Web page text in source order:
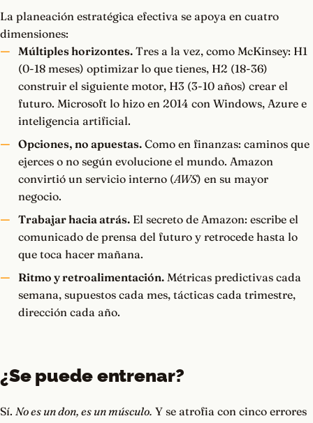
La planeación estratégica efectiva se apoya en cuatro
dimensiones:
Múltiples horizontes.Tres a la vez, como McKinsey: H1
(0-18 meses) optimizar lo que tienes, H2 (18-36)
construir el siguiente motor, H3 (3-10 años) crear el
futuro. Microsoft lo hizo en 2014 con Windows, Azure e
inteligencia artificial.
Opciones, no apuestas.Como en finanzas: caminos que
ejerces o no según evolucione el mundo. Amazon
convirtió un servicio interno (AWS) en su mayor
negocio.
Trabajar hacia atrás.El secreto de Amazon: escribe el
comunicado de prensa del futuro y retrocede hasta lo
que toca hacer mañana.
Ritmo y retroalimentación.Métricas predictivas cada
semana, supuestos cada mes, tácticas cada trimestre,
dirección cada año.
¿Se puede entrenar?
Sí. No es un don, es un músculo. Y se atrofia con cinco errores